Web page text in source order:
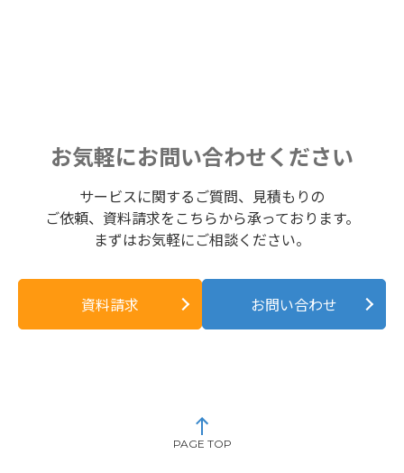
お気軽にお問い合わせください
サービスに関するご質問、見積もりの
ご依頼、資料請求をこちらから承っております。
まずはお気軽にご相談ください。
資料請求 お問い合わせ
PAGE TOP